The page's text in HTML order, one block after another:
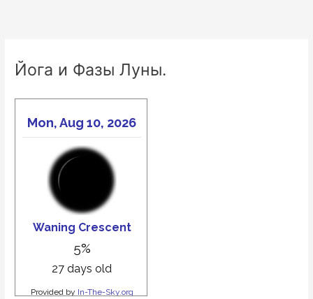
Йога и Фазы Луны.